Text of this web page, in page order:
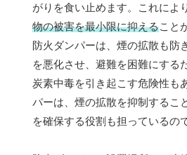
がりを食い止めます。これにより
物の被害を最小限に抑えること
防火ダンパーは、煙の拡散も防
を悪化させ、避難を困難にする
炭素中毒を引き起こす危険性も
パーは、煙の拡散を抑制するこ
を確保する役割も担っているの